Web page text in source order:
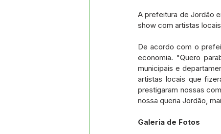
A prefeitura de Jordão
show com artistas
De acordo com o
economia. "Quero
municipais e
artistas locais que
prestigaram nossas
nossa queria Jordão,
Galeria de Fotos